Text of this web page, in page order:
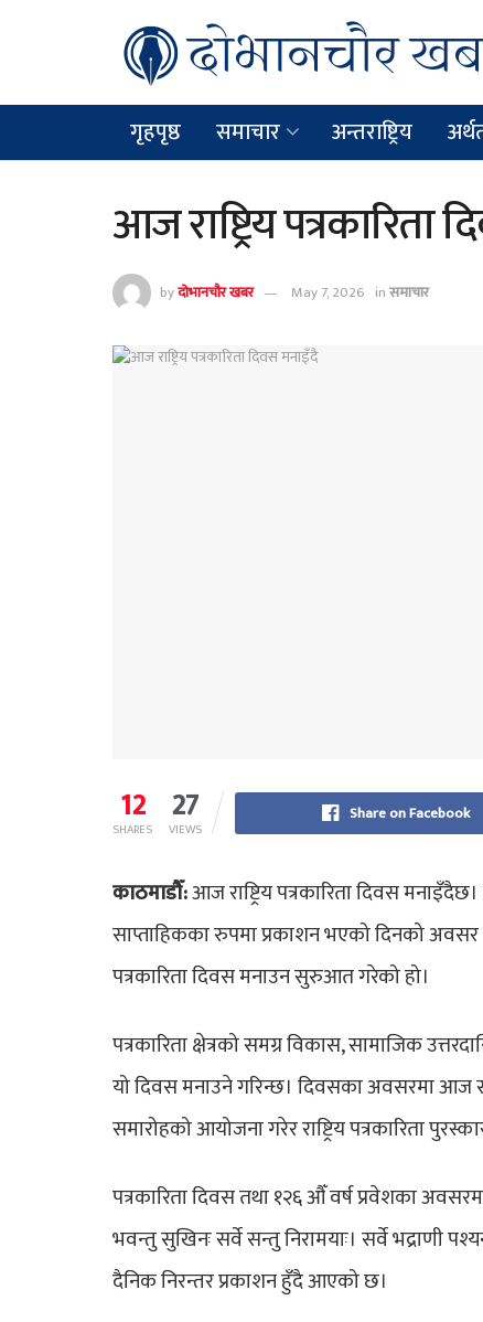
गृहपृष्ठ समाचार अन्तराष्ट्रिय
आज राष्ट्रिय पत्रकारिता
byदोभानचौर खबर May 7, 2026 inसमाचार
12
SHARES 27
VIEWS
Share on Facebook
काठमाडौँ:आज राष्ट्रिय पत्रकारिता दिवस
साप्ताहिकका रुपमा प्रकाशन भएको दिनको
पत्रकारिता दिवस मनाउन सुरुआत गरेको हो।
पत्रकारिता क्षेत्रको समग्र विकास, सामाजिक
यो दिवस मनाउने गरिन्छ। दिवसका अवसरमा आज
समारोहको आयोजना गरेर राष्ट्रिय पत्रकारिता
पत्रकारिता दिवस तथा १२६ औँ वर्ष प्रवेशका
भवन्तु सुखिनः सर्वे सन्तु निरामयाः। सर्वे भद्राणी
दैनिक निरन्तर प्रकाशन हुँदै आएको छ।